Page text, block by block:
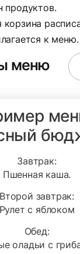
продуктов.
к меню.
меню
Завтрак:
Пшенная каша.
Второй завтрак:
Рулет с яблоком
Обед:
оладьи с